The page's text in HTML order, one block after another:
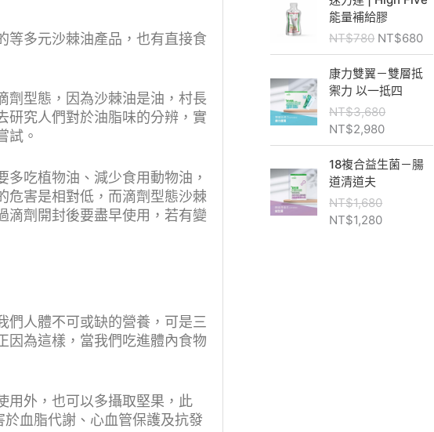
等多元沙棘油產品，也有直接食
劑型態，因為沙棘油是油，村長
研究人們對於油脂味的分辨，實
試。
吃植物油、減少食用動物油，
危害是相對低，而滴劑型態沙棘
滴劑開封後要盡早使用，若有變
們人體不可或缺的營養，可是三
因為這樣，當我們吃進體內食物
用外，也可以多攝取堅果，此
血脂代謝、心血管保護及抗發
。
1
,
9
8
8
到
N
T
$
2
能量補給膠
NT$780
始
價
格
N
T
$
7
8
0
NT$680
前
格
N
8
0
康力雙翼－雙層抵
禦力 以一抵四
NT$3,680
原
始
價
格
：
T
$
3
,
NT$2,980
目
前
價
格
：
T
18複合益生菌－腸
道清道夫
NT$1,680
原
始
價
格
：
NT$1,280
目
前
格
：